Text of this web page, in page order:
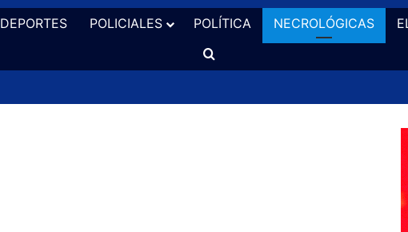
DEPORTES POLICIALES POLÍTICA NECROLÓGICAS
Buscar